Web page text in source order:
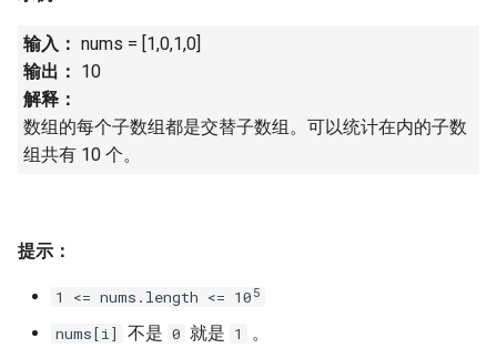
14.2. 剪绳子 II
15. 二进制中 1 的个数
16. 数值的整数次方
18. 删除链表的节点
12. 左右两边子数组的和相等
13. 二维子矩阵的和
14. 字符串中的变位词
16. 不含重复字符的最长子字
17. 含有所有字符的最短字符
2.4. 分割链表
2.5. 链表求和
2.6. 回文链表
2.8. 环路检测
输入： nums = [1,0,1,0]
输出： 10
解释：
数组的每个子数组都是交替子数组。可以统计在内的子数
组共有 10 个。
提示：
1 <= nums.length <= 10 5
nums[i] 不是 0 就是 1 。